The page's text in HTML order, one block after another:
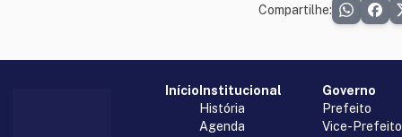
Compartilhe:
InícioInstitucional
História
Agenda
Governo
Prefeito
Vice-Prefeito